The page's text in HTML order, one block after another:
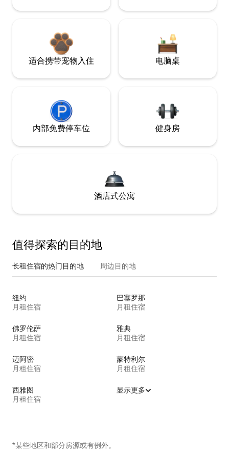
适合携带宠物入住 电脑桌
内部免费停车位 健身房
酒店式公寓
值得探索的目的地
长租住宿的热门目的地 周边目的地
纽约
月租住宿
巴塞罗那
月租住宿
佛罗伦萨
月租住宿
雅典
月租住宿
迈阿密
月租住宿
蒙特利尔
月租住宿
西雅图
月租住宿
显示更多
*某些地区和部分房源或有例外。